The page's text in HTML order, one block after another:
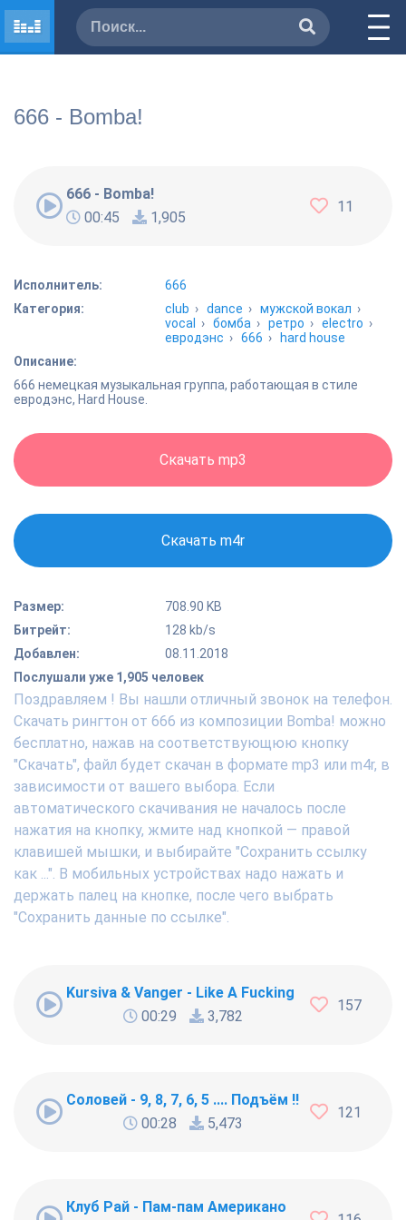
666 - Bomba!
666 - Bomba!
00:45
1,905
11
Исполнитель:
666
Категория:
club ›dance ›мужской вокал ›
vocal
›бомба ›ретро ›electro ›
евродэнс ›666 ›
hard house
Описание:
666 немецкая музыкальная группа, работающая в стиле
евродэнс, Hard House.
Скачать mp3
Скачать m4r
Размер:
708.90 KB
Битрейт:
128 kb/s
Добавлен:
08.11.2018
Послушали уже 1,905 человек
Поздравляем ! Вы нашли отличный звонок на телефон.
Скачать рингтон от 666 из композиции Bomba! можно
бесплатно, нажав на соответствующюю кнопку
"Скачать", файл будет скачан в формате mp3 или m4r, в
зависимости от вашего выбора. Если
автоматического скачивания не началось после
нажатия на кнопку, жмите над кнопкой — правой
клавишей мышки, и выбирайте "Сохранить ссылку
как ...". В мобильных устройствах надо нажать и
держать палец на кнопке, после чего выбрать
"Сохранить данные по ссылке".
Kursiva & Vanger - Like A Fucking Newbie
00:29
3,782
157
Соловей - 9, 8, 7, 6, 5 .... Подъём !!!
00:28
5,473
121
Клуб Рай - Пам-пам Американо